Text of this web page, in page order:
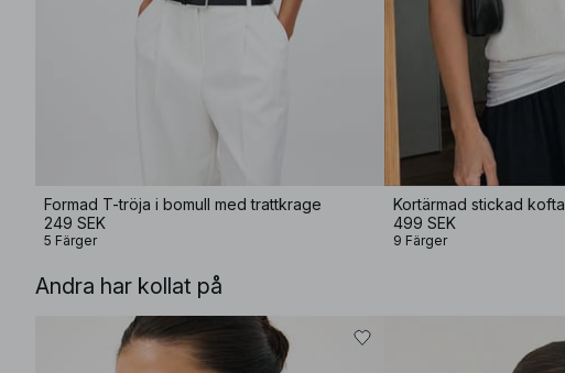
Formad T-tröja i bomull med trattkrage
249 SEK
5 Färger
Kortärmad stickad kofta
499 SEK
9 Färger
Andra har kollat på